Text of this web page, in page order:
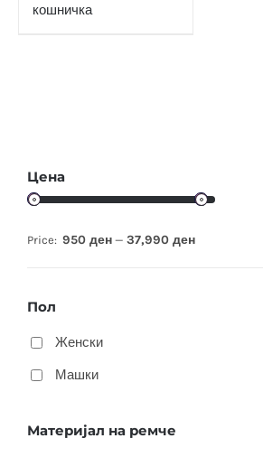
кошничка
Цена
Price: 950 ден — 37,990 ден
Пол
Женски
Машки
Материјал на ремче